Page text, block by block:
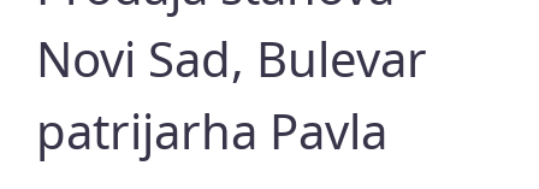
Novi Sad, Bulevar
patrijarha Pavla